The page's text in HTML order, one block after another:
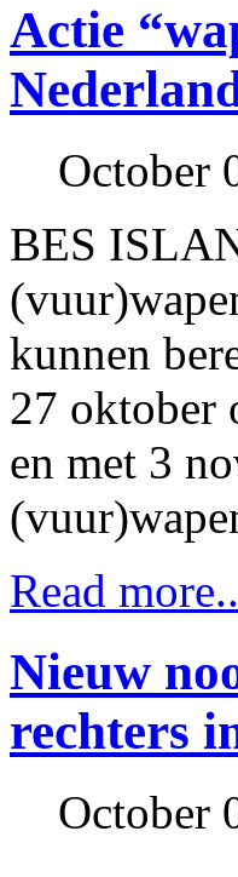
Actie
October
BES
kunnen
27 oktober
en met 3
Read
Nieuw
rechters
October